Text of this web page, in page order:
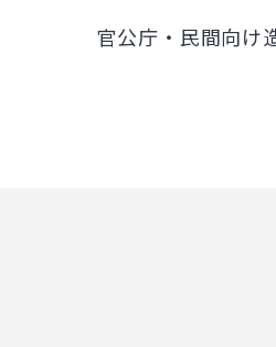
官公庁・民間向け